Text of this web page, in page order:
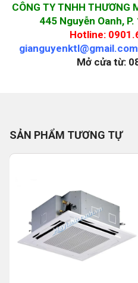
CÔNG TY TNHH THƯƠNG
445 Nguyễn Oanh,
Hotline:
gianguyenktl@gmail.com
Mở cửa từ:
SẢN PHẨM TƯƠNG TỰ